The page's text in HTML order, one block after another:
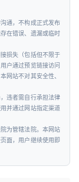
通，不构成正式发布
在错误、遗漏或临时
损失（包括但不限于
户通过预览链接访问
网站不对其安全性、
违者需自行承担法律
并通过网站指定渠道
为管辖法院。本网站
面，用户继续使用即